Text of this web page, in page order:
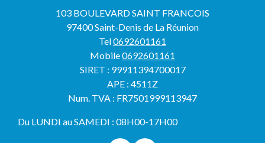
103 BOULEVARD SAINT FRANCOIS
97400 Saint-Denis de La Réunion
Tel0692601161
Mobile0692601161
SIRET : 99911394700017
APE : 4511Z
Num. TVA : FR7501999113947
Du LUNDI au SAMEDI : 08H00-17H00